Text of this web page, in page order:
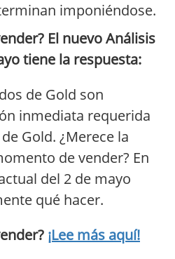
imponiéndose.
El nuevo Análisis
tiene la respuesta:
de Gold son
inmediata requerida
Gold. ¿Merece la
de vender? En
del 2 de mayo
qué hacer.
¡Lee más aquí!